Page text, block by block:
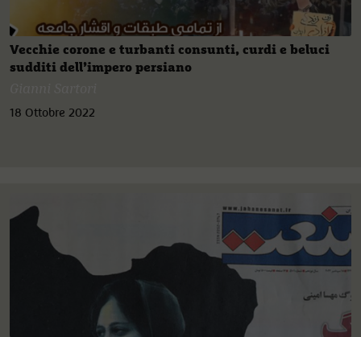
Vecchie corone e turbanti consunti, curdi e beluci
sudditi dell’impero persiano
18 Ottobre 2022